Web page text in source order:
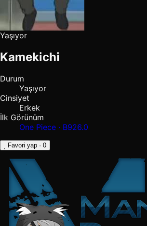
Yaşıyor
Kamekichi
Durum
Yaşıyor
Cinsiyet
Erkek
İlk Görünüm
One Piece · B926.0
Favori yap · 0